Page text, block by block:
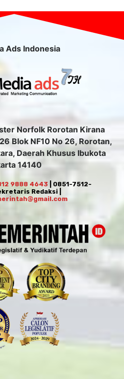
Ads Indonesia
Norfolk Rorotan Kirana
Blok NF10 No 26, Rorotan,
Daerah Khusus Ibukota
14140
9888 4643 | 0851-7512-
Redaksi |